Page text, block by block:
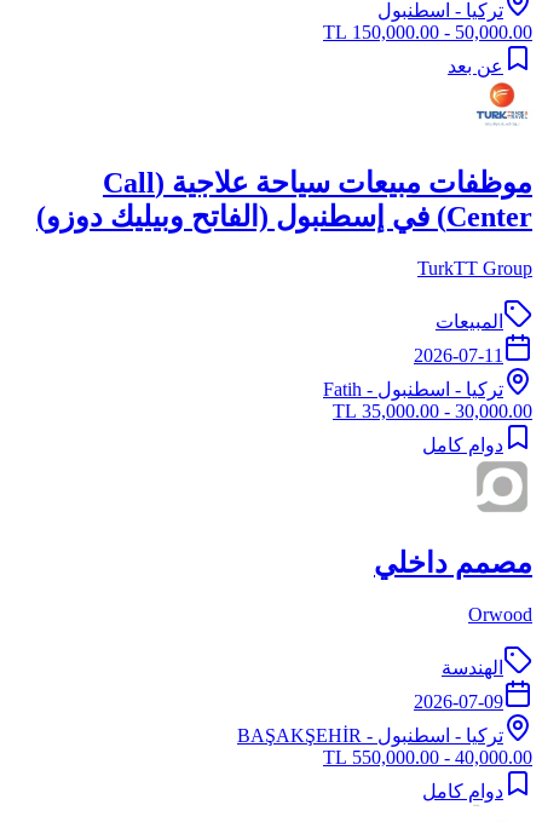
تركيا - اسطنبول
50,000.00 - 150,000.00 TL
عن بعد
موظفات مبيعات سياحة علاجية (Call
Center) في إسطنبول (الفاتح وبيليك دوزو)
TurkTT Group
المبيعات
2026-07-11
تركيا - اسطنبول - Fatih
30,000.00 - 35,000.00 TL
دوام كامل
مصمم داخلي
Orwood
الهندسة
2026-07-09
تركيا - اسطنبول - BAŞAKŞEHİR
40,000.00 - 550,000.00 TL
دوام كامل